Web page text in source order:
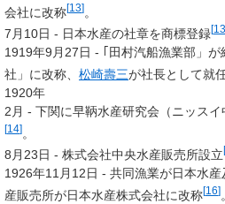
会社に改称[13]。
7月10日 - 日本水産の社章を商標登録[13
1919年9月27日 - ｢田村汽船漁業部」
社」に改称、 松崎壽三が社長として就
1920年
2月 - 下関に早鞆水産研究会（ニッス
[14]。
8月23日 - 株式会社中央水産販売所設立[
1926年11月12日 - 共同漁業が日本水
産販売所が日本水産株式会社に改称[16]。